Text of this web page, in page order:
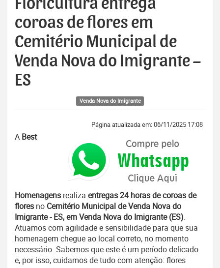
Floricultura entrega
coroas de flores em
Cemitério Municipal de
Venda Nova do Imigrante –
ES
Venda Nova do Imigrante
Página atualizada em: 06/11/2025 17:08
A Best
Homenagens realiza entregas 24 horas de coroas de
flores no Cemitério Municipal de Venda Nova do
Imigrante - ES, em Venda Nova do Imigrante (ES).
Atuamos com agilidade e sensibilidade para que sua
homenagem chegue ao local correto, no momento
necessário. Sabemos que este é um período delicado
e, por isso, cuidamos de tudo com atenção: flores